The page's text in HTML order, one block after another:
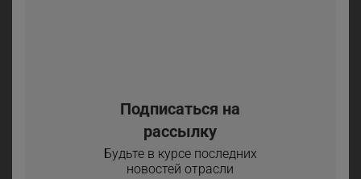
Подписаться на
рассылку
Будьте в курсе последних
новостей отрасли